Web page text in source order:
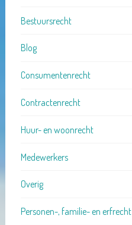
Bestuursrecht
Blog
Consumentenrecht
Contractenrecht
Huur- en woonrecht
Medewerkers
Overig
Personen-, familie- en erfrecht